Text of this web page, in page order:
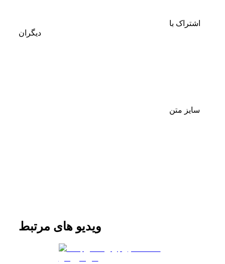
اشتراک با
دیگران
سایز متن
ویدیو های مرتبط